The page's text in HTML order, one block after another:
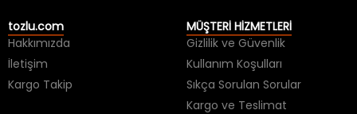
tozlu.com
Hakkımızda
İletişim
Kargo Takip
MÜŞTERİ HİZMETLERİ
Gizlilik ve Güvenlik
Kullanım Koşulları
Sıkça Sorulan Sorular
Kargo ve Teslimat